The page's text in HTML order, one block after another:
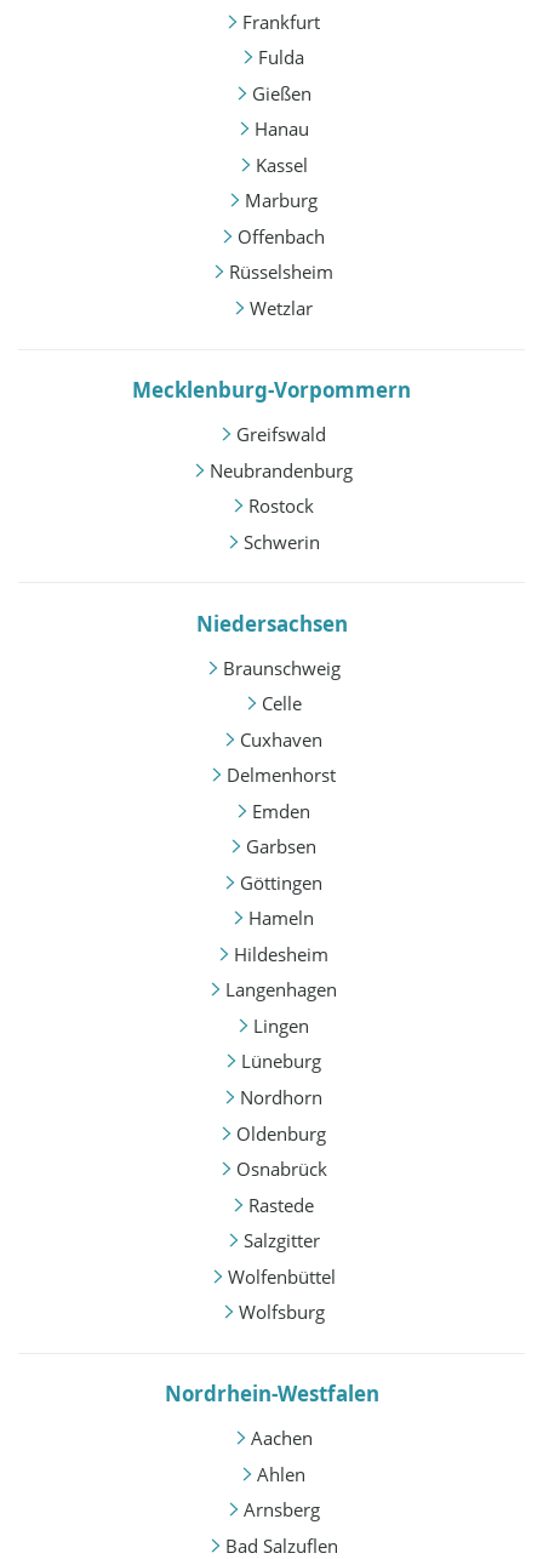
Frankfurt
Fulda
Gießen
Hanau
Kassel
Marburg
Offenbach
Rüsselsheim
Wetzlar
Mecklenburg-Vorpommern
Greifswald
Neubrandenburg
Rostock
Schwerin
Niedersachsen
Braunschweig
Celle
Cuxhaven
Delmenhorst
Emden
Garbsen
Göttingen
Hameln
Hildesheim
Langenhagen
Lingen
Lüneburg
Nordhorn
Oldenburg
Osnabrück
Rastede
Salzgitter
Wolfenbüttel
Wolfsburg
Nordrhein-Westfalen
Aachen
Ahlen
Arnsberg
Bad Salzuflen